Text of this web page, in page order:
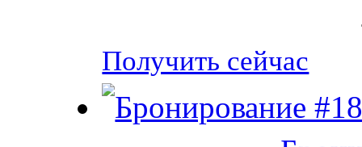
Получить сейчас